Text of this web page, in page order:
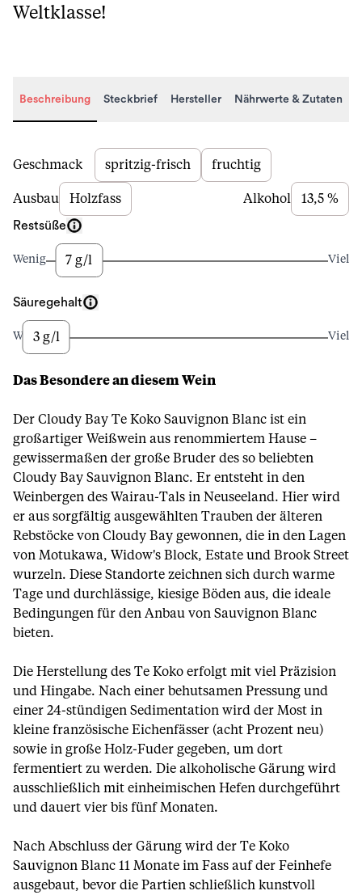
Weltklasse!
Beschreibung Steckbrief Hersteller Nährwerte & Zutaten
Beschreibung
Geschmack spritzig-frisch fruchtig
Ausbau Holzfass Alkohol 13,5 %
Restsüße
Wenig 7 g/l Viel
Säuregehalt
Wenig3 g/l Viel
Das Besondere an diesem Wein
Der Cloudy Bay Te Koko Sauvignon Blanc ist ein
großartiger Weißwein aus renommiertem Hause –
gewissermaßen der große Bruder des so beliebten
Cloudy Bay Sauvignon Blanc. Er entsteht in den
Weinbergen des Wairau-Tals in Neuseeland. Hier wird
er aus sorgfältig ausgewählten Trauben der älteren
Rebstöcke von Cloudy Bay gewonnen, die in den Lagen
von Motukawa, Widow's Block, Estate und Brook Street
wurzeln. Diese Standorte zeichnen sich durch warme
Tage und durchlässige, kiesige Böden aus, die ideale
Bedingungen für den Anbau von Sauvignon Blanc
bieten.
Die Herstellung des Te Koko erfolgt mit viel Präzision
und Hingabe. Nach einer behutsamen Pressung und
einer 24-stündigen Sedimentation wird der Most in
kleine französische Eichenfässer (acht Prozent neu)
sowie in große Holz-Fuder gegeben, um dort
fermentiert zu werden. Die alkoholische Gärung wird
ausschließlich mit einheimischen Hefen durchgeführt
und dauert vier bis fünf Monaten.
Nach Abschluss der Gärung wird der Te Koko
Sauvignon Blanc 11 Monate im Fass auf der Feinhefe
ausgebaut, bevor die Partien schließlich kunstvoll